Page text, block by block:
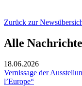
Zurück zur
Alle
18.06.2026
Vernissage der
l’Europe“